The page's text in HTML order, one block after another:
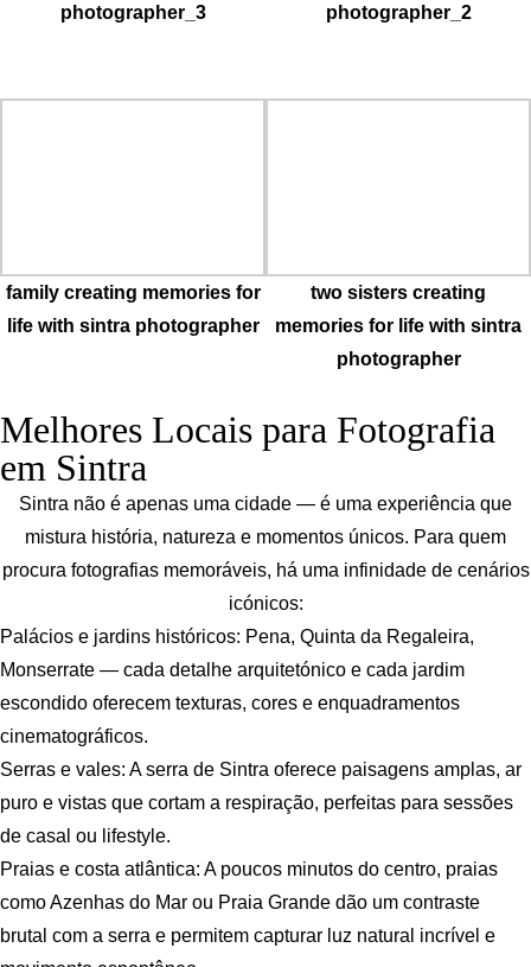
photographer_3
photographer_2
family creating memories for
life with sintra photographer
two sisters creating
memories for life with sintra
photographer
Melhores Locais para Fotografia
em Sintra
Sintra não é apenas uma cidade — é uma experiência que
mistura história, natureza e momentos únicos. Para quem
procura fotografias memoráveis, há uma infinidade de cenários
icónicos:
Palácios e jardins históricos: Pena, Quinta da Regaleira,
Monserrate — cada detalhe arquitetónico e cada jardim
escondido oferecem texturas, cores e enquadramentos
cinematográficos.
Serras e vales: A serra de Sintra oferece paisagens amplas, ar
puro e vistas que cortam a respiração, perfeitas para sessões
de casal ou lifestyle.
Praias e costa atlântica: A poucos minutos do centro, praias
como Azenhas do Mar ou Praia Grande dão um contraste
brutal com a serra e permitem capturar luz natural incrível e